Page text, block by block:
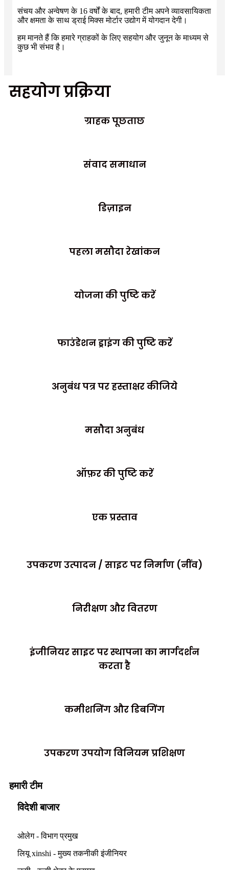
संचय और अन्वेषण के 16 वर्षों के बाद, हमारी टीम अपने व्यावसायिकता
और क्षमता के साथ ड्राई मिक्स मोर्टार उद्योग में योगदान देगी।
हम मानते हैं कि हमारे ग्राहकों के लिए सहयोग और जुनून के माध्यम से
कुछ भी संभव है।
सहयोग प्रक्रिया
ग्राहक पूछताछ
संवाद समाधान
डिज़ाइन
पहला मसौदा रेखांकन
योजना की पुष्टि करें
फाउंडेशन ड्राइंग की पुष्टि करें
अनुबंध पत्र पर हस्ताक्षर कीजिये
मसौदा अनुबंध
ऑफ़र की पुष्टि करें
एक प्रस्ताव
उपकरण उत्पादन / साइट पर निर्माण (नींव)
निरीक्षण और वितरण
इंजीनियर साइट पर स्थापना का मार्गदर्शन
करता है
कमीशनिंग और डिबगिंग
उपकरण उपयोग विनियम प्रशिक्षण
हमारी टीम
विदेशी बाजार
ओलेग - विभाग प्रमुख
लियू xinshi - मुख्य तकनीकी इंजीनियर